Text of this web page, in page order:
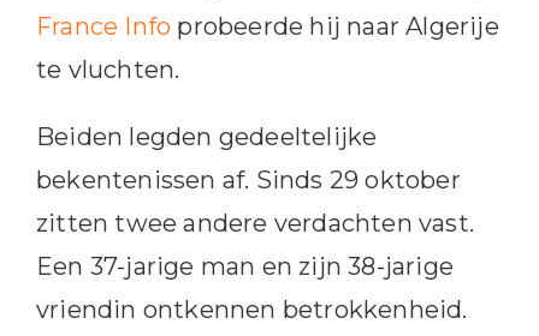
France Info probeerde hij naar Algerije
te vluchten.
Beiden legden gedeeltelijke
bekentenissen af. Sinds 29 oktober
zitten twee andere verdachten vast.
Een 37-jarige man en zijn 38-jarige
vriendin ontkennen betrokkenheid.